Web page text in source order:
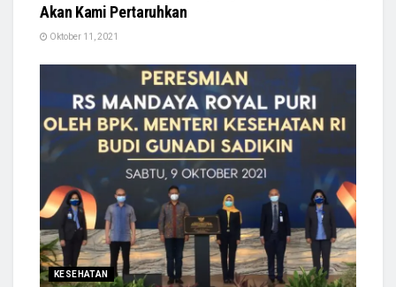
Akan Kami Pertaruhkan
Oktober 11, 2021
KESEHATAN